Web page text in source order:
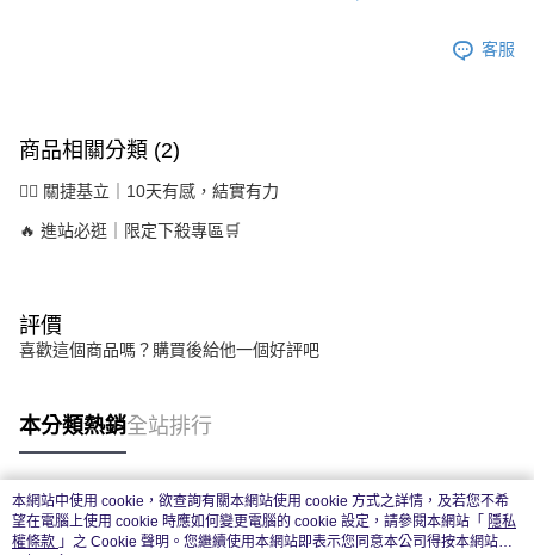
客服
商品相關分類 (2)
🏃‍♂️ 關捷基立｜10天有感，結實有力
🔥 進站必逛｜限定下殺專區🛒
評價
喜歡這個商品嗎？購買後給他一個好評吧
本分類熱銷全站排行
熱門標籤
本網站中使用 cookie，欲查詢有關本網站使用 cookie 方式之詳情，及若您不希
望在電腦上使用 cookie 時應如何變更電腦的 cookie 設定，請參閱本網站「 隱私
權條款 」之 Cookie 聲明。您繼續使用本網站即表示您同意本公司得按本網站使